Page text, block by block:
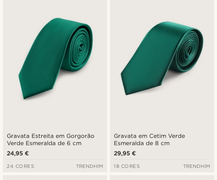
Gravata Estreita em Gorgorão
Verde Esmeralda de 6 cm
24,95 €
24 CORES TRENDHIM
Gravata em Cetim Verde
Esmeralda de 8 cm
29,95 €
18 CORES TRENDHIM